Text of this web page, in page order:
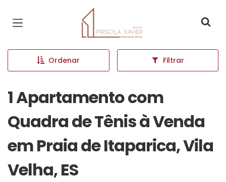
Página inicial
Ordenar Filtrar
1 Apartamento com
Quadra de Tênis à Venda
em Praia de Itaparica, Vila
Velha, ES